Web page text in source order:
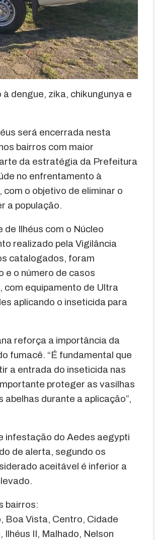
dengue, zika, chikungunya e
será encerrada nesta
bairros com maior
da estratégia da Prefeitura
no enfrentamento à
o objetivo de eliminar o
a população.
Ilhéus com o Núcleo
realizado pela Vigilância
catalogados, foram
e o número de casos
equipamento de Ultra
aplicando o inseticida para
reforça a importância da
fumacê. “É fundamental que
a entrada do inseticida nas
proteger as vasilhas
durante a aplicação”,
infestação do Aedes aegypti
de alerta, segundo os
aceitável é inferior a
bairros:
Boa Vista, Centro, Cidade
II, Malhado, Nelson